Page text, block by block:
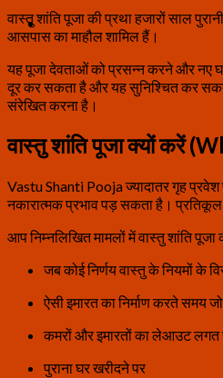
वास्तु शांति पूजा की प्रथा हजारों साल
आसपास का माहौल शामिल हैं।
यह पूजा देवताओं को प्रसन्न करने और नए घर
दूर कर सकता है और यह सुनिश्चित कर सकता
संरेखित करना है।
वास्तु शांति पूजा क्यों करें
Vastu Shanti Pooja ज्यादातर गृह प्रवेश
नकारात्मक प्रभाव पड़ सकता है। प्रतिकूल
आप निम्नलिखित मामलों में वास्तु शांति
जब कोई निर्णय वास्तु के नियमों के
ऐसी इमारत का निर्माण करते समय जो
कमरों और इमारतों का लेआउट लगत
पुराना घर खरीदने पर